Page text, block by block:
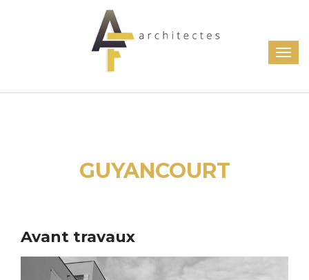
GUYANCOURT
Avant travaux